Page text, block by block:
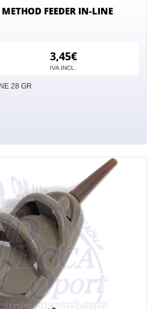
FEEDER IN-LINE
3,45€
IVA INCL.
28 GR